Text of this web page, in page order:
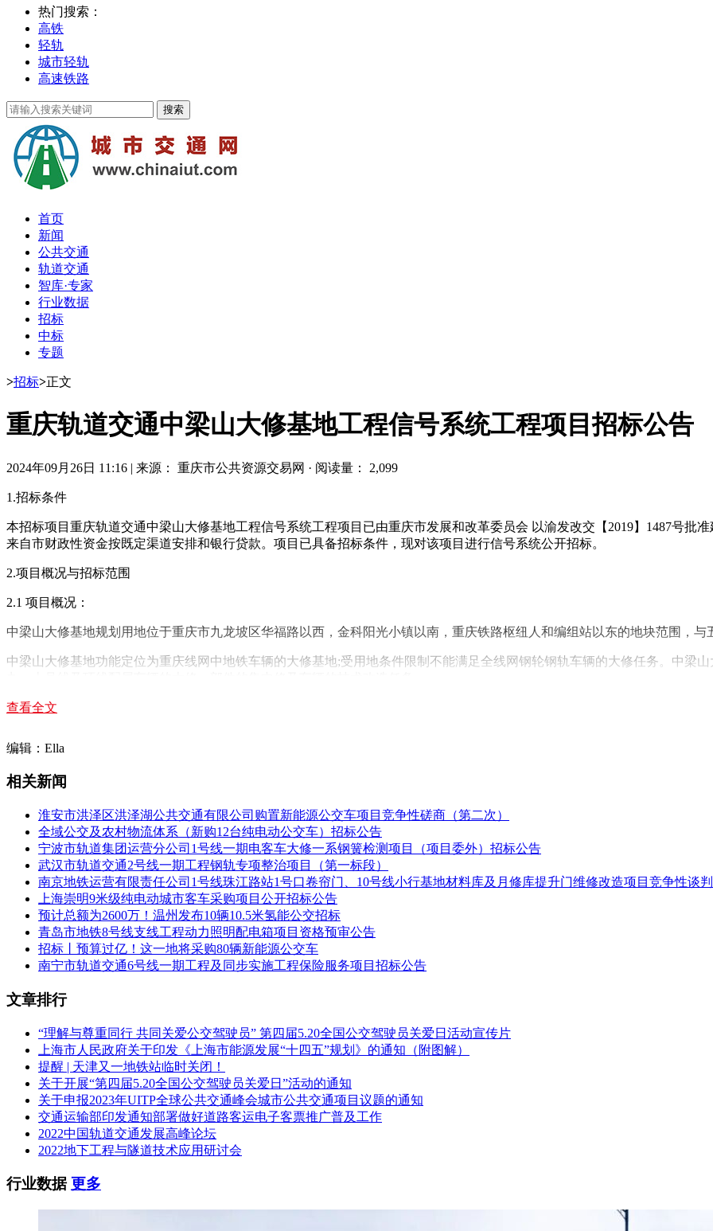
热门搜索：
高铁
轻轨
城市轻轨
高速铁路
首页
新闻
公共交通
轨道交通
智库·专家
行业数据
招标
中标
专题
>招标>正文
重庆轨道交通中梁山大修基地工程信号系统工程项目招标公告
2024年09月26日 11:16 | 来源： 重庆市公共资源交易网 · 阅读量： 2,099
1.招标条件
本招标项目重庆轨道交通中梁山大修基地工程信号系统工程项目已由重庆市发展和改革委员会 以渝发改交【2019】1487号批
来自市财政性资金按既定渠道安排和银行贷款。项目已具备招标条件，现对该项目进行信号系统公开招标。
2.项目概况与招标范围
2.1 项目概况：
中梁山大修基地规划用地位于重庆市九龙坡区华福路以西，金科阳光小镇以南，重庆铁路枢纽人和编组站以东的地块范围，与
中梁山大修基地功能定位为重庆线网中地铁车辆的大修基地;受用地条件限制不能满足全线网钢轮钢轨车辆的大修任务。中梁
中梁山大修基地主要设有总装库、涂装库、车体库、联合车库、轮轴加工车库、部件检修库一、部件检修库二、部件检修库三
联络线或通过汽车运输进、出大修基地。
2.2 本次招标项目估算投资额：2967.69万元。
2.3.1 包括但不限于以下内容：
包括信号系统设备的集成设计、设计联络、制造、出厂检验、保险、包装发货、运输、仓储、交货、系统接口、安装、安装
确认、人员培训、备品备件和仪器仪表及工具的提供、质量保证期内的系统缺陷的纠正和维护等的具体规定和要求等。
2.3.2 招标的项目范围：
(一)中梁山大修基地内信号系统，包含第三方安全评估机构对本工程信号系统的安全评估工作;
(二)5号线中梁山车辆段试车线迁移;
(三)5号线中梁山车辆段试车线室外设备在大修基地内的硬件安装、室外轨旁设备增加及其引起5号线试车线既有室内设备的改
安全评估机构对本工程与5号线中梁山车辆段试车线改造相关的安全评估工作;
(四)与5号线中梁山车辆段联络线接口改造引起的5号线硬件安装、软件升级及测试、调试、验收等相关工作，包含独立第三方
关的安全评估工作;
(五)大修基地试车线预留信号设备接入条件：室外电缆槽及入户路由。
(六)本工程接入导致的中梁山车辆段相关设备调整及改造(含与其他专业的接口、其他配合单位的一切费用)。
(七)须完成本项目所有的建设工作并对项目质量全面负责。
2.4 交货地点：重庆
查看全文
编辑：Ella
相关新闻
淮安市洪泽区洪泽湖公共交通有限公司购置新能源公交车项目竞争性磋商（第二次）
全域公交及农村物流体系（新购12台纯电动公交车）招标公告
宁波市轨道集团运营分公司1号线一期电客车大修一系钢簧检测项目（项目委外）招标公告
武汉市轨道交通2号线一期工程钢轨专项整治项目（第一标段）
南京地铁运营有限责任公司1号线珠江路站1号口卷帘门、10号线小行基地材料库及月修库提升门维修改造项目竞争性谈
上海崇明9米级纯电动城市客车采购项目公开招标公告
预计总额为2600万！温州发布10辆10.5米氢能公交招标
青岛市地铁8号线支线工程动力照明配电箱项目资格预审公告
招标丨预算过亿！这一地将采购80辆新能源公交车
南宁市轨道交通6号线一期工程及同步实施工程保险服务项目招标公告
文章排行
“理解与尊重同行 共同关爱公交驾驶员” 第四届5.20全国公交驾驶员关爱日活动宣传片
上海市人民政府关于印发《上海市能源发展“十四五”规划》的通知（附图解）
提醒 | 天津又一地铁站临时关闭！
关于开展“第四届5.20全国公交驾驶员关爱日”活动的通知
关于申报2023年UITP全球公共交通峰会城市公共交通项目议题的通知
交通运输部印发通知部署做好道路客运电子客票推广普及工作
2022中国轨道交通发展高峰论坛
2022地下工程与隧道技术应用研讨会
行业数据更多